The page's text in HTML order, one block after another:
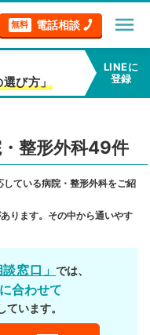
無料 電話相談 menu
び方」
LINEに
登録
整形外科49件
ている病院・整形外科をご紹
ります。その中から通いやす
談窓口」では、
合わせて
います。